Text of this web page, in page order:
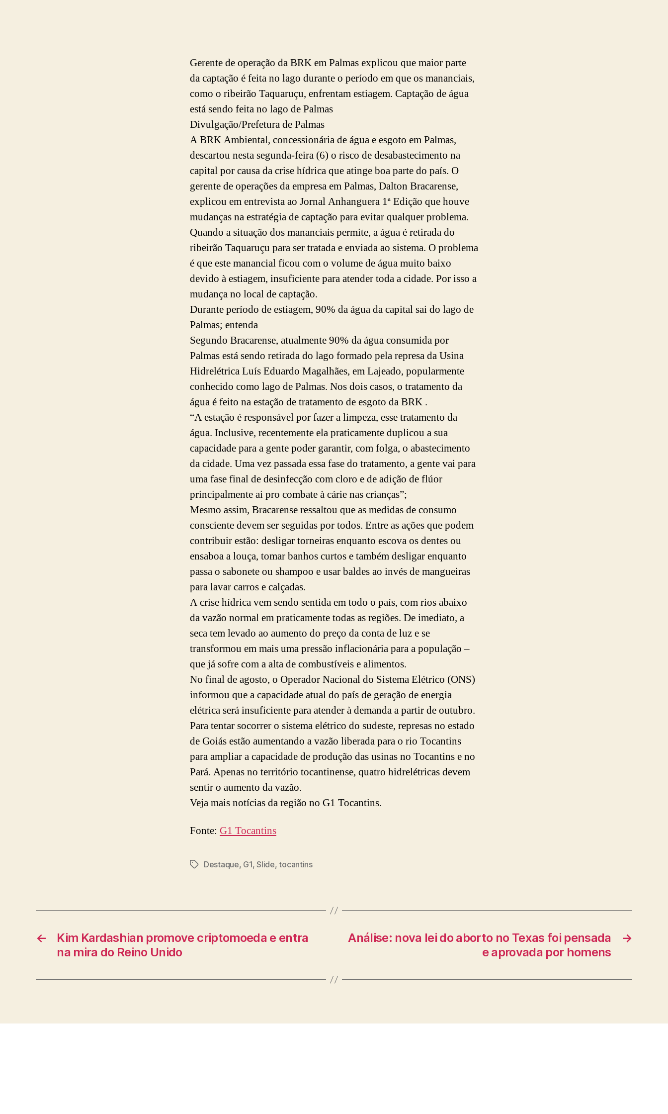
Gerente de operação da BRK em Palmas explicou que maior parte
da captação é feita no lago durante o período em que os mananciais,
como o ribeirão Taquaruçu, enfrentam estiagem. Captação de água
está sendo feita no lago de Palmas
Divulgação/Prefetura de Palmas
A BRK Ambiental, concessionária de água e esgoto em Palmas,
descartou nesta segunda-feira (6) o risco de desabastecimento na
capital por causa da crise hídrica que atinge boa parte do país. O
gerente de operações da empresa em Palmas, Dalton Bracarense,
explicou em entrevista ao Jornal Anhanguera 1ª Edição que houve
mudanças na estratégia de captação para evitar qualquer problema.
Quando a situação dos mananciais permite, a água é retirada do
ribeirão Taquaruçu para ser tratada e enviada ao sistema. O problema
é que este manancial ficou com o volume de água muito baixo
devido à estiagem, insuficiente para atender toda a cidade. Por isso a
mudança no local de captação.
Durante período de estiagem, 90% da água da capital sai do lago de
Palmas; entenda
Segundo Bracarense, atualmente 90% da água consumida por
Palmas está sendo retirada do lago formado pela represa da Usina
Hidrelétrica Luís Eduardo Magalhães, em Lajeado, popularmente
conhecido como lago de Palmas. Nos dois casos, o tratamento da
água é feito na estação de tratamento de esgoto da BRK .
“A estação é responsável por fazer a limpeza, esse tratamento da
água. Inclusive, recentemente ela praticamente duplicou a sua
capacidade para a gente poder garantir, com folga, o abastecimento
da cidade. Uma vez passada essa fase do tratamento, a gente vai para
uma fase final de desinfecção com cloro e de adição de flúor
principalmente ai pro combate à cárie nas crianças”;
Mesmo assim, Bracarense ressaltou que as medidas de consumo
consciente devem ser seguidas por todos. Entre as ações que podem
contribuir estão: desligar torneiras enquanto escova os dentes ou
ensaboa a louça, tomar banhos curtos e também desligar enquanto
passa o sabonete ou shampoo e usar baldes ao invés de mangueiras
para lavar carros e calçadas.
A crise hídrica vem sendo sentida em todo o país, com rios abaixo
da vazão normal em praticamente todas as regiões. De imediato, a
seca tem levado ao aumento do preço da conta de luz e se
transformou em mais uma pressão inflacionária para a população –
que já sofre com a alta de combustíveis e alimentos.
No final de agosto, o Operador Nacional do Sistema Elétrico (ONS)
informou que a capacidade atual do país de geração de energia
elétrica será insuficiente para atender à demanda a partir de outubro.
Para tentar socorrer o sistema elétrico do sudeste, represas no estado
de Goiás estão aumentando a vazão liberada para o rio Tocantins
para ampliar a capacidade de produção das usinas no Tocantins e no
Pará. Apenas no território tocantinense, quatro hidrelétricas devem
sentir o aumento da vazão.
Veja mais notícias da região no G1 Tocantins.
Fonte: G1 Tocantins
TagsDestaque, G1,Slide,tocantins
←
Kim Kardashian promove criptomoeda e entra
na mira do Reino Unido
→
Análise: nova lei do aborto no Texas foi pensada
e aprovada por homens